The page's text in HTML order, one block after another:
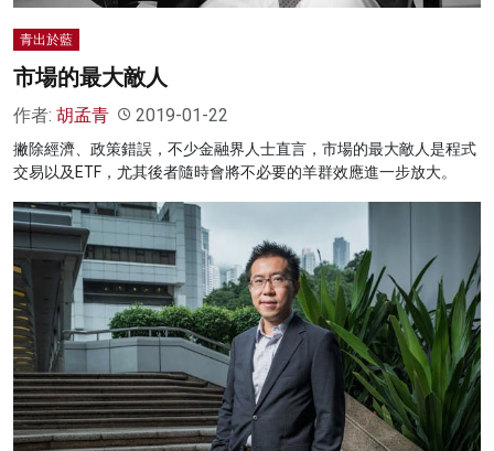
青出於藍
市場的最大敵人
作者: 胡孟青 2019-01-22
撇除經濟、政策錯誤，不少金融界人士直言，市場的最大敵人是程式
交易以及ETF，尤其後者隨時會將不必要的羊群效應進一步放大。